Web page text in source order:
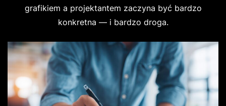
grafikiem a projektantem zaczyna być bardzo
konkretna — i bardzo droga.